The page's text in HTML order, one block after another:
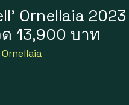
Ornellaia 2023
13,900 บาท
Ornellaia